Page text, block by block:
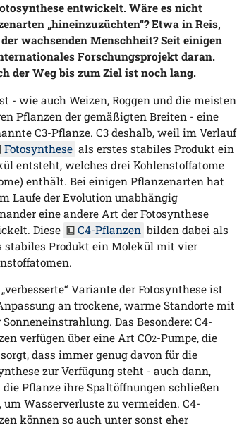
entwickelt. Wäre es nicht
„hineinzuzüchten“? Etwa in Reis,
wachsenden Menschheit? Seit einigen
Forschungsprojekt daran.
der Weg bis zum Ziel ist noch lang.
- wie auch Weizen, Roggen und die meisten
Pflanzen der gemäßigten Breiten - eine
C3-Pflanze. C3 deshalb, weil im Verlauf
Fotosynthese als erstes stabiles Produkt ein
entsteht, welches drei Kohlenstoffatome
enthält. Bei einigen Pflanzenarten hat
Laufe der Evolution unabhängig
eine andere Art der Fotosynthese
Diese
C4-Pflanzen bilden dabei als
stabiles Produkt ein Molekül mit vier
Variante der Fotosynthese ist
an trockene, warme Standorte mit
Sonneneinstrahlung. Das Besondere: C4-
verfügen über eine Art CO2-Pumpe, die
dass immer genug davon für die
zur Verfügung steht - auch dann,
Pflanze ihre Spaltöffnungen schließen
um Wasserverluste zu vermeiden. C4-
können so auch unter sonst eher